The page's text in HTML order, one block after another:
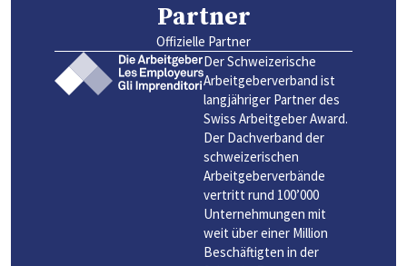
Partner
Offizielle Partner
Der Schweizerische
Arbeitgeberverband ist
langjähriger Partner des
Swiss Arbeitgeber Award.
Der Dachverband der
schweizerischen
Arbeitgeberverbände
vertritt rund 100’000
Unternehmungen mit
weit über einer Million
Beschäftigten in der